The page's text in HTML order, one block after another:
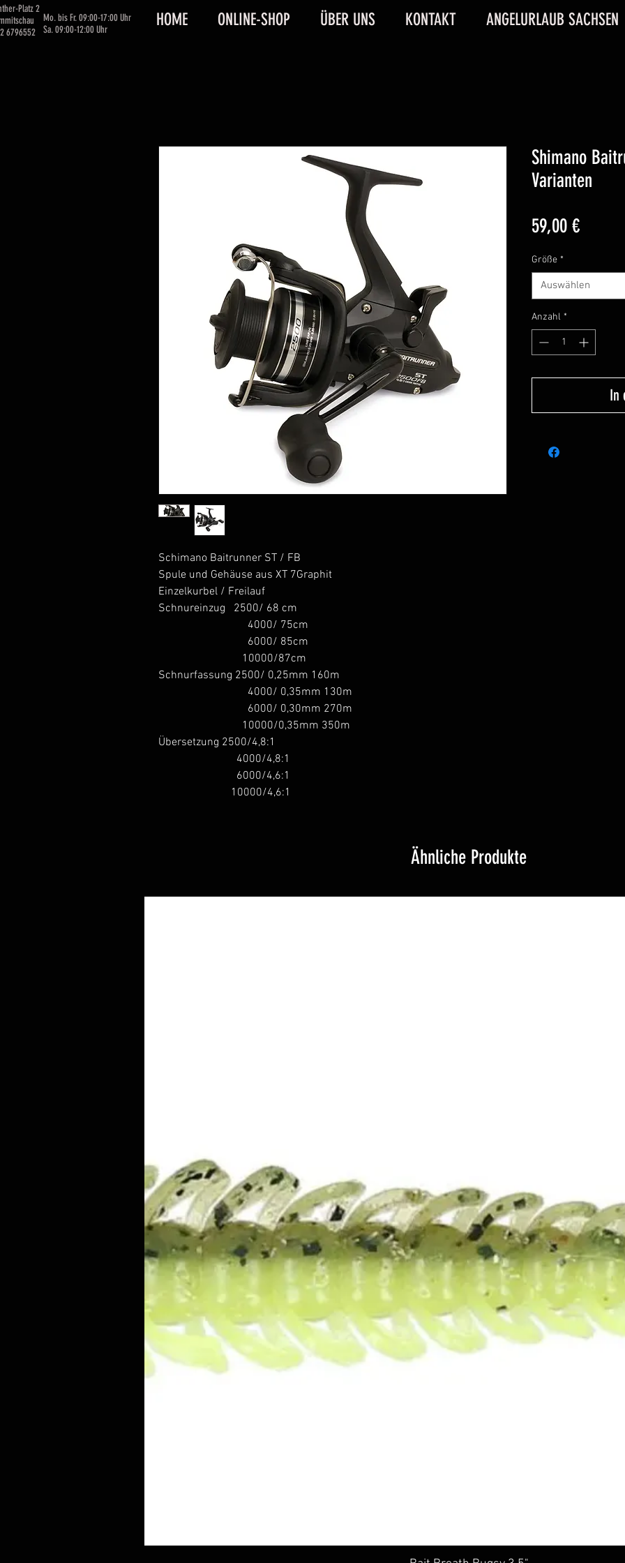
Platz 2
6796552
Mo. bis Fr. 09:00-17:00 Uhr
Sa. 09:00-12:00 Uhr
HOME ONLINE-SHOP ÜBER UNS KONTAKT ANGELURLAUB SACHSEN
Schimano Baitrunner ST / FB
Spule und Gehäuse aus XT 7Graphit
Einzelkurbel / Freilauf
Schnureinzug 2500/ 68 cm
4000/ 75cm
6000/ 85cm
10000/87cm
Schnurfassung 2500/ 0,25mm 160m
4000/ 0,35mm 130m
6000/ 0,30mm 270m
10000/0,35mm 350m
Übersetzung 2500/4,8:1
4000/4,8:1
6000/4,6:1
10000/4,6:1
Shimano
Varianten
59,00 €Preis
Größe *
Auswählen
Anzahl *
In
Ähnliche Produkte